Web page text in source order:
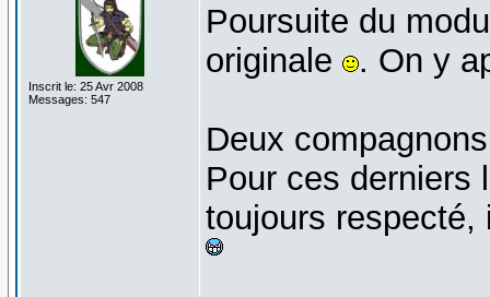
Inscrit le: 25 Avr 2008
Messages: 547
Poursuite du
originale
. On y
Deux
Pour ces derniers
toujours respecté,